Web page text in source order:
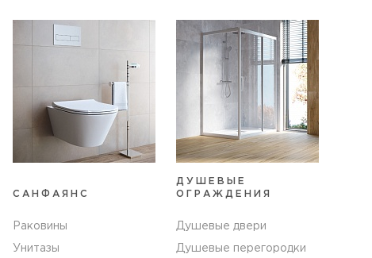
САНФАЯНС
Раковины
Унитазы
ДУШЕВЫЕ
ОГРАЖДЕНИЯ
Душевые двери
Душевые перегородки